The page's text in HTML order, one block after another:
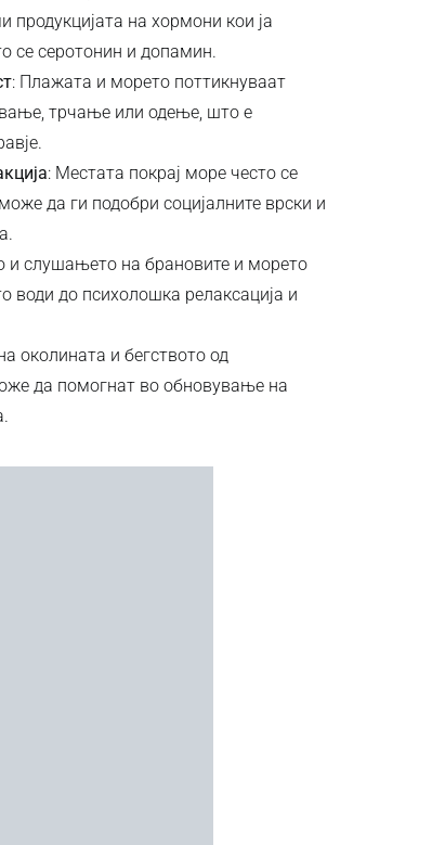
продукцијата на хормони кои ја
се серотонин и допамин.
: Плажата и морето поттикнуваат
трчање или одење, што е
: Местата покрај море често се
да ги подобри социјалните врски и
и слушањето на брановите и морето
до психолошка релаксација и
околината и бегството од
да помогнат во обновување на